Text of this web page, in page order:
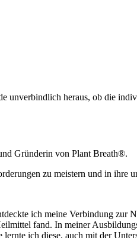
heraus, ob die
Gründerin von Plant Breath®.
zu meistern und in ihre
ich meine Verbindung zur
fand. In meiner
ich diese, auch mit der